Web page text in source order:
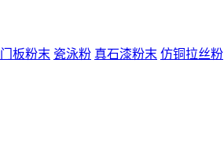
门板粉末 瓷泳粉 真石漆粉末 仿铜拉丝粉